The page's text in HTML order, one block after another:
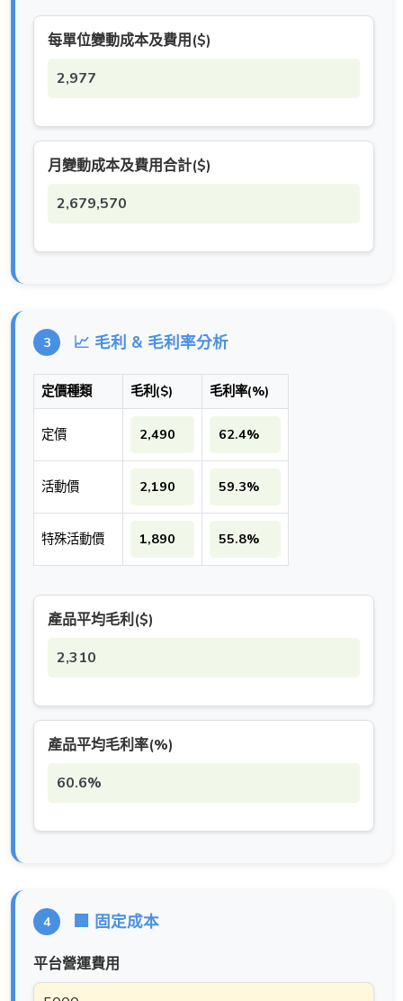
每單位變動成本及費用($)
2,977
月變動成本及費用合計($)
2,679,570
3 📈 毛利 & 毛利率分析
定價種類 毛利($) 毛利率(%)
定價 2,490 62.4%
活動價 2,190 59.3%
特殊活動價 1,890 55.8%
產品平均毛利($)
2,310
產品平均毛利率(%)
60.6%
4 🏢 固定成本
平台營運費用